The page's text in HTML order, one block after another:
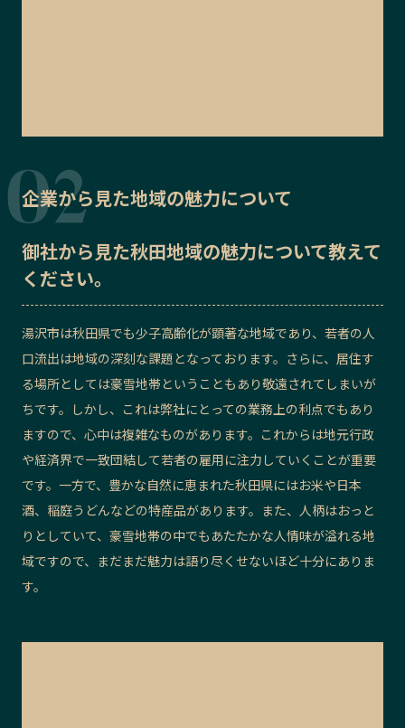
企業から見た地域の魅力について
御社から見た秋田地域の魅力について教えて
ください。
湯沢市は秋田県でも少子高齢化が顕著な地域であり、若者の人
口流出は地域の深刻な課題となっております。さらに、居住す
る場所としては豪雪地帯ということもあり敬遠されてしまいが
ちです。しかし、これは弊社にとっての業務上の利点でもあり
ますので、心中は複雑なものがあります。これからは地元行政
や経済界で一致団結して若者の雇用に注力していくことが重要
です。一方で、豊かな自然に恵まれた秋田県にはお米や日本
酒、稲庭うどんなどの特産品があります。また、人柄はおっと
りとしていて、豪雪地帯の中でもあたたかな人情味が溢れる地
域ですので、まだまだ魅力は語り尽くせないほど十分にありま
す。